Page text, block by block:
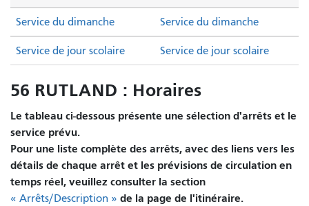
Service du dimanche Service du dimanche
Service de jour scolaire Service de jour scolaire
56 RUTLAND : Horaires
Le tableau ci-dessous présente une sélection d'arrêts et le
service prévu.
Pour une liste complète des arrêts, avec des liens vers les
détails de chaque arrêt et les prévisions de circulation en
temps réel, veuillez consulter la section
« Arrêts/Description » de la page de l'itinéraire.